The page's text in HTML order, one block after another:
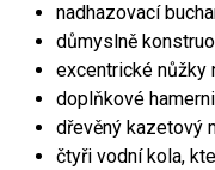
nadhazovací
důmyslně
excentrické nůžky
doplňkové
dřevěný kazetový
čtyři vodní kola,